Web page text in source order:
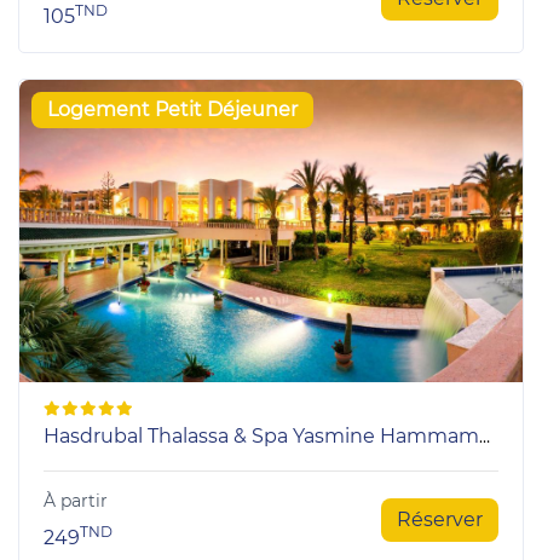
105TND
Logement Petit Déjeuner
Hasdrubal Thalassa & Spa Yasmine Hammamet
À partir
249TND Réserver